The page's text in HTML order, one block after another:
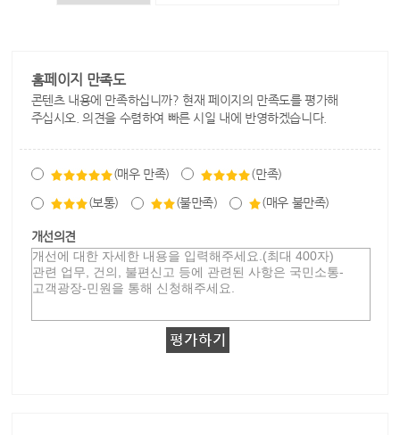
홈페이지 만족도
콘텐츠 내용에 만족하십니까? 현재 페이지의 만족도를 평가해
주십시오. 의견을 수렴하여 빠른 시일 내에 반영하겠습니다.
(매우 만족) (만족)
(보통) (불만족) (매우 불만족)
개선의견